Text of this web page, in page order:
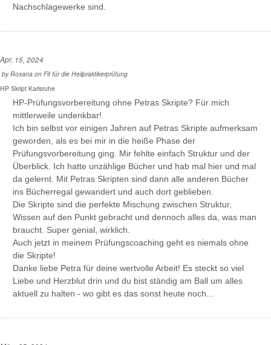
Nachschlagewerke sind.
Apr. 15, 2024
byRoxana on Fit für die Heilpraktikerprüfung
HP Skript Karlsruhe
HP-Prüfungsvorbereitung ohne Petras Skripte? Für mich
mittlerweile undenkbar!
Ich bin selbst vor einigen Jahren auf Petras Skripte aufmerksam
geworden, als es bei mir in die heiße Phase der
Prüfungsvorbereitung ging. Mir fehlte einfach Struktur und der
Überblick. Ich hatte unzählige Bücher und hab mal hier und mal
da gelernt. Mit Petras Skripten sind dann alle anderen Bücher
ins Bücherregal gewandert und auch dort geblieben.
Die Skripte sind die perfekte Mischung zwischen Struktur,
Wissen auf den Punkt gebracht und dennoch alles da, was man
braucht. Super genial, wirklich.
Auch jetzt in meinem Prüfungscoaching geht es niemals ohne
die Skripte!
Danke liebe Petra für deine wertvolle Arbeit! Es steckt so viel
Liebe und Herzblut drin und du bist ständig am Ball um alles
aktuell zu halten - wo gibt es das sonst heute noch...